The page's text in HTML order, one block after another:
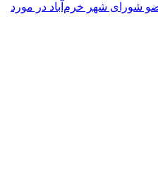
شورای شهر خرم‌آباد در مورد